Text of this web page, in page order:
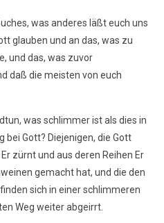
was anderes läßt euch uns
glauben und an das, was zu
und das, was zuvor
daß die meisten von euch
was schlimmer ist als dies in
bei Gott? Diejenigen, die Gott
zürnt und aus deren Reihen Er
gemacht hat, und die den
sich in einer schlimmeren
Weg weiter abgeirrt.